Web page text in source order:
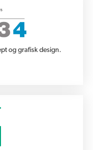
og grafisk design.